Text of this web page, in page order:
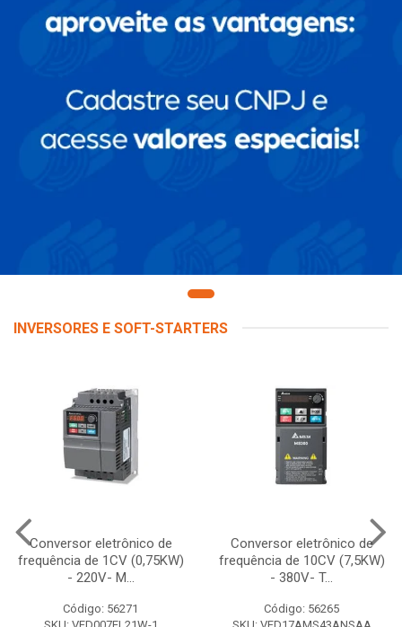
INVERSORES E SOFT-STARTERS
Conversor eletrônico de
frequência de 1CV (0,75KW)
- 220V- M...
Código: 56271
Conversor eletrônico de
frequência de 10CV (7,5KW)
- 380V- T...
Código: 56265